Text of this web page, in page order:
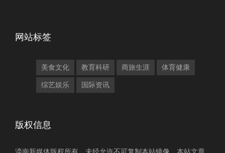
网站标签
美食文化 教育科研 商旅生涯 体育健康
综艺娱乐 国际资讯
版权信息